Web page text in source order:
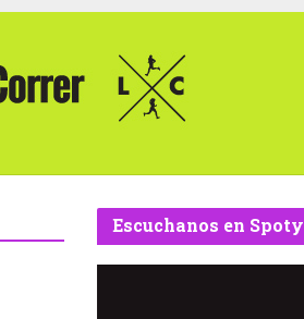
Escuchanos en Spoty